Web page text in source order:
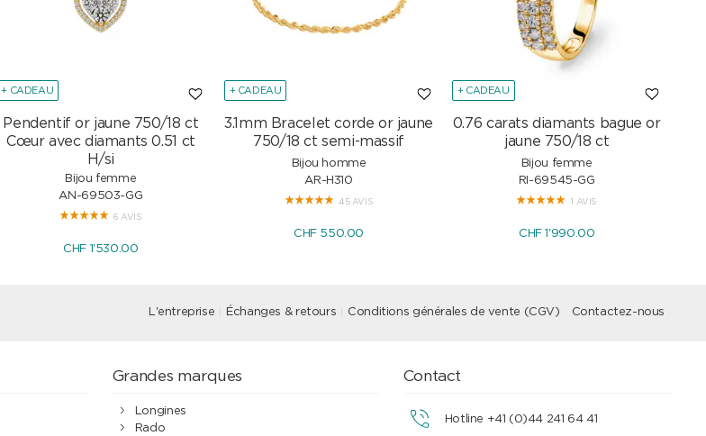
+ CADEAU
Pendentif or jaune 750/18 ct
Cœur avec diamants 0.51 ct
H/si
Bijou femme
AN-69503-GG
6 AVIS
CHF 1'530.00
+ CADEAU
3.1mm Bracelet corde or jaune
750/18 ct semi-massif
Bijou homme
AR-H310
45 AVIS
CHF 550.00
+ CADEAU
0.76 carats diamants bague or
jaune 750/18 ct
Bijou femme
RI-69545-GG
1 AVIS
CHF 1'990.00
L'entreprise Échanges & retours Conditions générales de vente (CGV) Contactez-nous
Grandes marques
Longines
Rado
Contact
Hotline +41 (0)44 241 64 41